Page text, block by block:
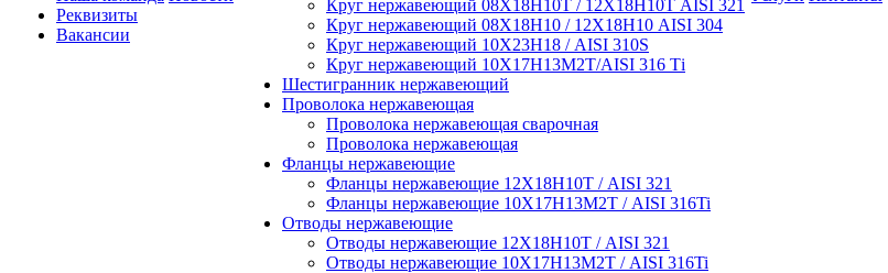
Реквизиты
Вакансии
Круг нержавеющий 08Х18Н10Т / 12Х18Н10Т AISI 321
Круг нержавеющий 08Х18Н10 / 12Х18Н10 AISI 304
Круг нержавеющий 10Х23Н18 / AISI 310S
Круг нержавеющий 10Х17Н13М2Т/AISI 316 Тi
Шестигранник нержавеющий
Проволока нержавеющая
Проволока нержавеющая сварочная
Проволока нержавеющая
Фланцы нержавеющие
Фланцы нержавеющие 12Х18Н10Т / AISI 321
Фланцы нержавеющие 10Х17Н13М2Т / AISI 316Ti
Отводы нержавеющие
Отводы нержавеющие 12Х18Н10Т / AISI 321
Отводы нержавеющие 10Х17Н13М2Т / AISI 316Ti